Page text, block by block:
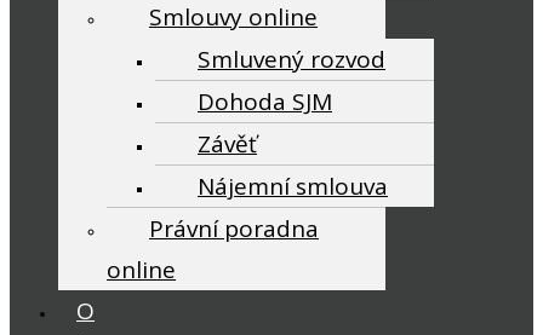
Smlouvy online
Smluvený rozvod
Dohoda SJM
Závěť
Nájemní smlouva
Právní poradna
online
O